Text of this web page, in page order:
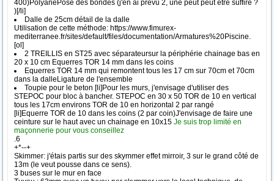
400)PolyanePose des bondes (j'en ai prévu 2, une peut peut être suffire ?
)[/li]
Dalle de 25cm détail de la dalle
Utilisation de cette méthode: https://www.fimurex-
mediterranee.fr/sites/default/files/documentation/Armatures%20Piscine.
[ol]
2 TREILLIS en ST25 avec séparateursur la périphérie chainage bas en
20 x 10 cm Equerres TOR 14 mm dans les coins
Equerres TOR 14 mm qui remontent tous les 17 cm sur 70cm et 70cm
dans la dalleLigature de l'ensemble
Toupie pour le beton [li]Pour les murs, j'envisage d'utiliser des
STEPOC pour bloc à bancher. STEPOC en 30 x 50 TOR de 10 en vertical
tous les 17cm environs TOR de 10 en horizontal 2 par rangé
[li]Equerre TOR de 10 dans les coins (2 par coin)J'envisage de faire une
ceinture sur le haut avec un chainage en 10x15 Je suis trop limité en
maçonnerie pour vous conseillez
.6
+*--+
Skimmer: j'étais partis sur des skymmer effet mirroir, 3 sur le grand côté de
13m (le veut pousse dans ce sens).
3 buses sur le mur en face